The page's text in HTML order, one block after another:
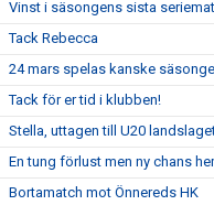
Vinst i säsongens sista
Tack Rebecca
24 mars spelas kanske
Tack för er tid i klubben!
Stella, uttagen till U20
En tung förlust men ny chans
Bortamatch mot Önnereds HK